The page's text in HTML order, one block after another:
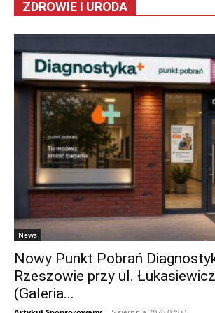
ZDROWIE I URODA
News
Nowy Punkt Pobrań
Rzeszowie przy ul.
(Galeria...